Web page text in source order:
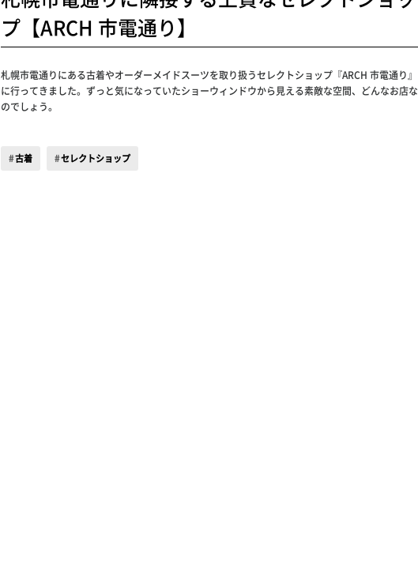
プ【ARCH 市電通り】
札幌市電通りにある古着やオーダーメイドスーツを取り扱うセレクトショップ『ARCH 市電通り』
に行ってきました。ずっと気になっていたショーウィンドウから見える素敵な空間、どんなお店な
のでしょう。
古着 セレクトショップ